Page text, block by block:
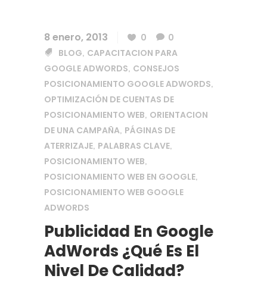
8 enero, 2013 0
0
BLOG, CAPACITACION PARA
GOOGLE ADWORDS, CONSEJOS
POSICIONAMIENTO GOOGLE ADWORDS,
OPTIMIZACIÓN DE CUENTAS DE
POSICIONAMIENTO WEB, ORIENTACION
DE UNA CAMPAÑA, PÁGINAS DE
ATERRIZAJE, PALABRAS CLAVE,
POSICIONAMIENTO WEB,
POSICIONAMIENTO WEB EN GOOGLE,
POSICIONAMIENTO WEB GOOGLE
ADWORDS
Publicidad En Google
AdWords ¿Qué Es El
Nivel De Calidad?